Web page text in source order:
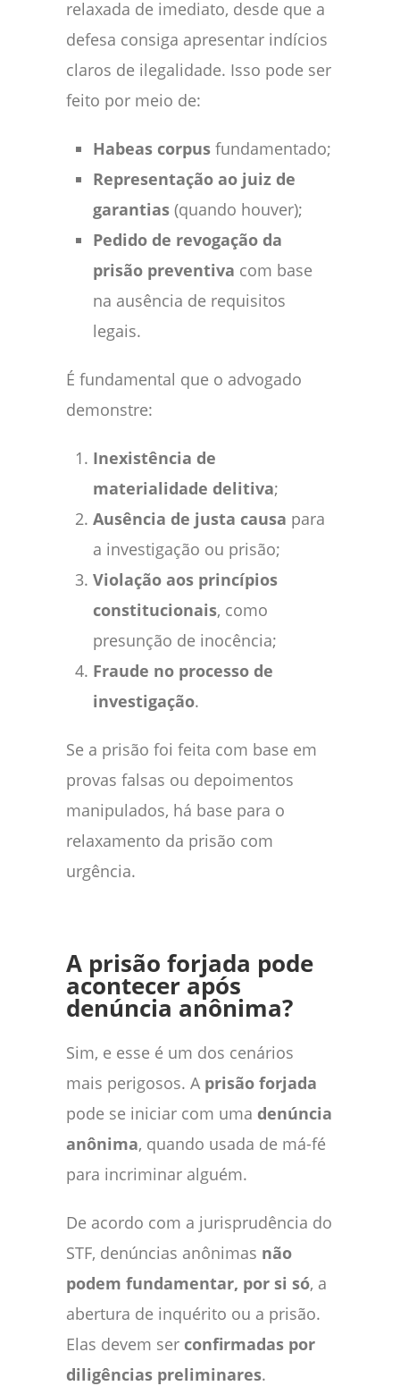
relaxada de imediato, desde que a
defesa consiga apresentar indícios
claros de ilegalidade. Isso pode ser
feito por meio de:
Habeas corpus fundamentado;
Representação ao juiz de
garantias (quando houver);
Pedido de revogação da
prisão preventiva com base
na ausência de requisitos
legais.
É fundamental que o advogado
demonstre:
Inexistência de
materialidade delitiva;
Ausência de justa causa para
a investigação ou prisão;
Violação aos princípios
constitucionais, como
presunção de inocência;
Fraude no processo de
investigação.
Se a prisão foi feita com base em
provas falsas ou depoimentos
manipulados, há base para o
relaxamento da prisão com
urgência.
A prisão forjada pode
acontecer após
denúncia anônima?
Sim, e esse é um dos cenários
mais perigosos. A prisão forjada
pode se iniciar com uma denúncia
anônima, quando usada de má-fé
para incriminar alguém.
De acordo com a jurisprudência do
STF, denúncias anônimas não
podem fundamentar, por si só, a
abertura de inquérito ou a prisão.
Elas devem ser confirmadas por
diligências preliminares.